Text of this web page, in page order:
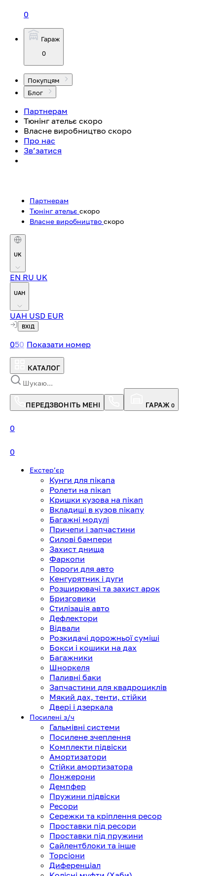
0
Гараж
0
Покупцям
Блог
Партнерам
Тюнінг ательє скоро
Власне виробництво скоро
Про нас
Зв’затися
Партнерам
Тюнінг ательє скоро
Власне виробництво скоро
UK
EN RU UK
UAH
UAH USD EUR
ВХІД
050 Показати номер
КАТАЛОГ
ПЕРЕДЗВОНІТЬ МЕНІ ГАРАЖ 0
0
0
Екстерʼєр
Кунги для пікапа
Ролети на пікап
Кришки кузова на пікап
Вкладиші в кузов пікапу
Багажні модулі
Причепи і запчастини
Силові бампери
Захист днища
Фаркопи
Пороги для авто
Кенгурятник і дуги
Розширювачі та захист арок
Бризговики
Стилізація авто
Дефлектори
Відвали
Розкидачі дорожньої суміші
Бокси і кошики на дах
Багажники
Шноркеля
Паливні баки
Запчастини для квадроциклів
Мякий дах, тенти, стійки
Двері і дзеркала
Посилені з/ч
Гальмівні системи
Посилене зчеплення
Комплекти підвіски
Амортизатори
Стійки амортизатора
Лонжерони
Демпфер
Пружини підвіски
Ресори
Сережки та кріплення ресор
Проставки під ресори
Проставки під пружини
Сайлентблоки та інше
Торсіони
Диференціал